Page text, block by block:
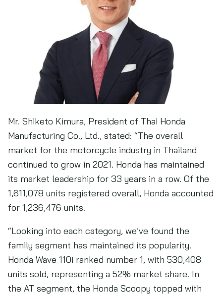
Mr. Shiketo Kimura, President of Thai Honda
Manufacturing Co., Ltd., stated: “The overall
market for the motorcycle industry in Thailand
continued to grow in 2021. Honda has maintained
its market leadership for 33 years in a row. Of the
1,611,078 units registered overall, Honda accounted
for 1,236,476 units.
“Looking into each category, we’ve found the
family segment has maintained its popularity.
Honda Wave 110i ranked number 1, with 530,408
units sold, representing a 52% market share. In
the AT segment, the Honda Scoopy topped with